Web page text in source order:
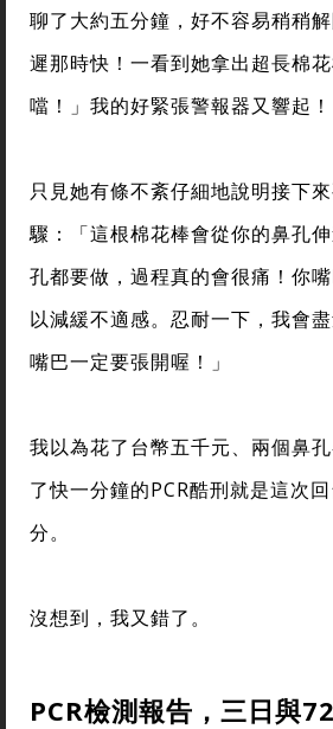
聊了大約五分鐘，好不容易稍稍
遲那時快！一看到她拿出超長棉花
噹！」我的好緊張警報器又響起！
只見她有條不紊仔細地說明接下
驟：「這根棉花棒會從你的鼻孔
孔都要做，過程真的會很痛！你
以減緩不適感。忍耐一下，我會
嘴巴一定要張開喔！」
我以為花了台幣五千元、兩個鼻
了快一分鐘的PCR酷刑就是這次
分。
沒想到，我又錯了。
PCR檢測報告，三日與